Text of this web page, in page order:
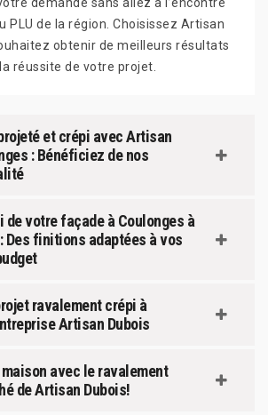
PLU de la région. Choisissez Artisan
obtenir de meilleurs résultats
réussite de votre projet.
et crépi avec Artisan
: Bénéficiez de nos
de votre façade à Coulonges à
Des finitions adaptées à vos
ravalement crépi à
Artisan Dubois
avec le ravalement
de Artisan Dubois!